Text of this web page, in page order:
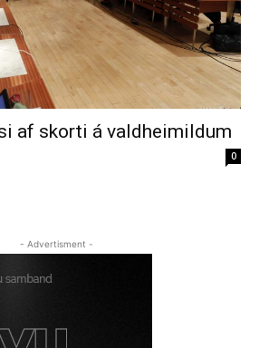
af skorti á valdheimildum
0
- Advertisment -